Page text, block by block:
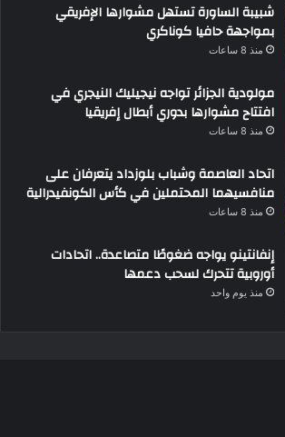
شبيبة الساورة تستهل مشوارها الإفريقي
بمواجهة حافيا كوناكري
منذ 8 ساعات
مولودية الجزائر تواجه نيجيليك النيجري في
افتتاح مشوارها بدوري أبطال إفريقيا
منذ 8 ساعات
اتحاد العاصمة وشباب بلوزداد يتعرفان على
منافسيهما المحتملين في كأس الكونفيدرالية
منذ 8 ساعات
إنفانتينو يواجه ضغوطًا متصاعدة.. اتحادات
أوروبية تتحرك لسحب دعمها
منذ يوم واحد